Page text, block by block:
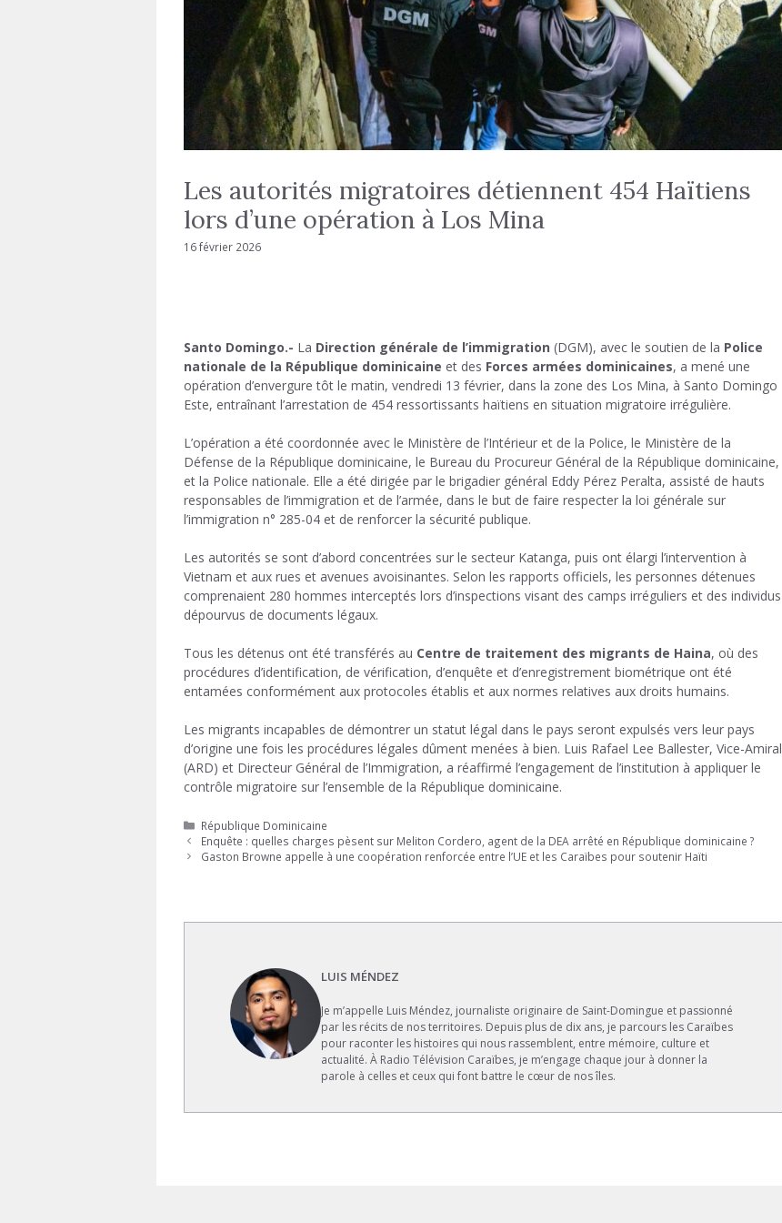
Les autorités migratoires détiennent 454 Haïtiens
lors d’une opération à Los Mina
16 février 2026
Santo Domingo.- La Direction générale de l’immigration (DGM), avec le soutien de la Police
nationale de la République dominicaine et des Forces armées dominicaines, a mené une
opération d’envergure tôt le matin, vendredi 13 février, dans la zone des Los Mina, à Santo Domingo
Este, entraînant l’arrestation de 454 ressortissants haïtiens en situation migratoire irrégulière.
L’opération a été coordonnée avec le Ministère de l’Intérieur et de la Police, le Ministère de la
Défense de la République dominicaine, le Bureau du Procureur Général de la République dominicaine,
et la Police nationale. Elle a été dirigée par le brigadier général Eddy Pérez Peralta, assisté de hauts
responsables de l’immigration et de l’armée, dans le but de faire respecter la loi générale sur
l’immigration n° 285-04 et de renforcer la sécurité publique.
Les autorités se sont d’abord concentrées sur le secteur Katanga, puis ont élargi l’intervention à
Vietnam et aux rues et avenues avoisinantes. Selon les rapports officiels, les personnes détenues
comprenaient 280 hommes interceptés lors d’inspections visant des camps irréguliers et des individus
dépourvus de documents légaux.
Tous les détenus ont été transférés au Centre de traitement des migrants de Haina, où des
procédures d’identification, de vérification, d’enquête et d’enregistrement biométrique ont été
entamées conformément aux protocoles établis et aux normes relatives aux droits humains.
Les migrants incapables de démontrer un statut légal dans le pays seront expulsés vers leur pays
d’origine une fois les procédures légales dûment menées à bien. Luis Rafael Lee Ballester, Vice-Amiral
(ARD) et Directeur Général de l’Immigration, a réaffirmé l’engagement de l’institution à appliquer le
contrôle migratoire sur l’ensemble de la République dominicaine.
Catégories
République Dominicaine
Enquête : quelles charges pèsent sur Meliton Cordero, agent de la DEA arrêté en République dominicaine ?
Gaston Browne appelle à une coopération renforcée entre l’UE et les Caraïbes pour soutenir Haïti
LUIS MÉNDEZ
Je m’appelle Luis Méndez, journaliste originaire de Saint-Domingue et passionné
par les récits de nos territoires. Depuis plus de dix ans, je parcours les Caraïbes
pour raconter les histoires qui nous rassemblent, entre mémoire, culture et
actualité. À Radio Télévision Caraïbes, je m’engage chaque jour à donner la
parole à celles et ceux qui font battre le cœur de nos îles.